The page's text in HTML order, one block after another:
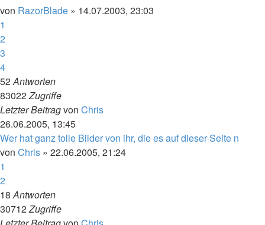
von RazorBlade » 14.07.2003, 23:03
1
2
3
4
52Antworten
83022Zugriffe
Letzter Beitragvon Chris
26.06.2005, 13:45
Wer hat ganz tolle Bilder von ihr, die es auf dieser Seite n
von Chris » 22.06.2005, 21:24
1
2
18Antworten
30712Zugriffe